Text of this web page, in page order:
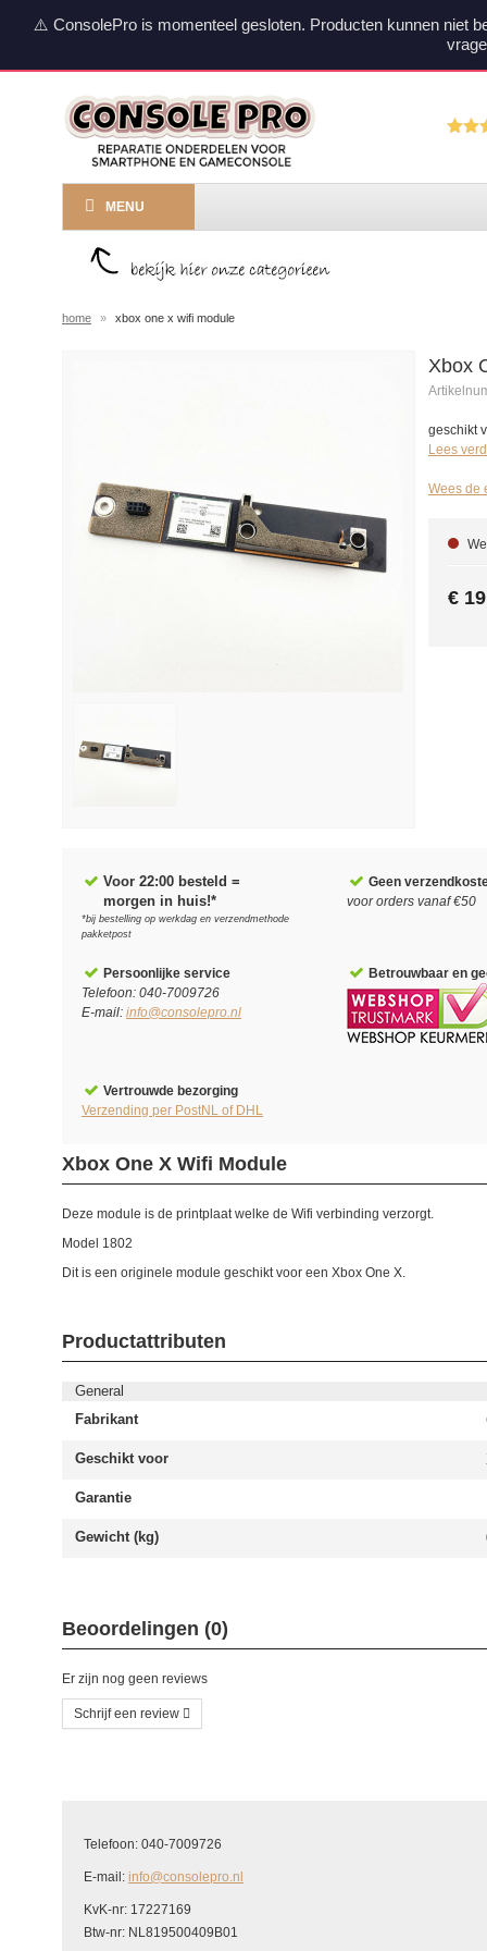
⚠️ ConsolePro is momenteel gesloten. Producten kunnen niet
MENU
home » xbox one x wifi module
Xbox
geschikt
Lees
Wees de
€
Voor 22:00 besteld =
morgen in huis!*
*bij bestelling op werkdag en verzendmethode
pakketpost
Geen
voor orders vanaf €50
Persoonlijke service
Telefoon: 040-7009726
E-mail: info@consolepro.nl
Betrouwbaar en
Vertrouwde bezorging
Verzending per PostNL of DHL
Xbox One X Wifi Module
Deze module is de printplaat welke de Wifi verbinding verzorgt.
Model 1802
Dit is een originele module geschikt voor een Xbox One X.
Productattributen
General
Fabrikant
Geschikt voor
Garantie
Gewicht (kg)
Beoordelingen (0)
Er zijn nog geen reviews
Schrijf een review
Hoe waardeert u dit product?
Telefoon: 040-7009726
E-mail: info@consolepro.nl
KvK-nr: 17227169
Btw-nr: NL819500409B01